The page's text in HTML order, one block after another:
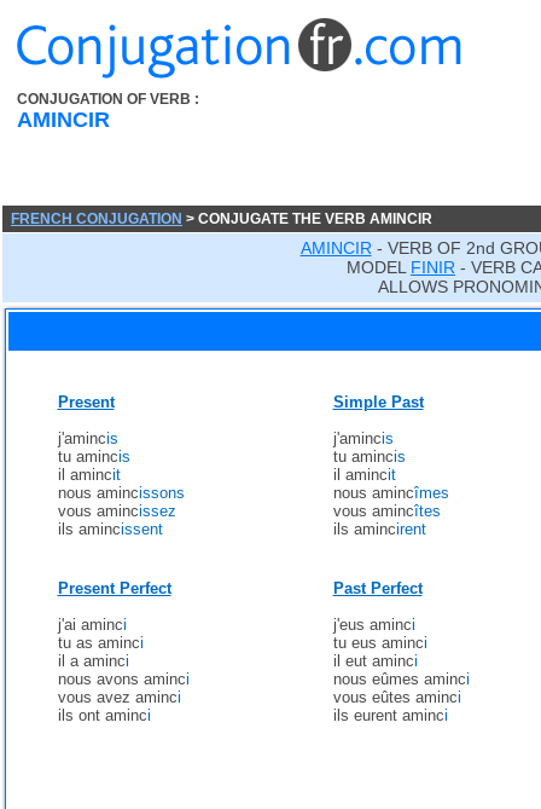
CONJUGATION OF VERB :
AMINCIR
FRENCH CONJUGATION > CONJUGATE THE VERB AMINCIR
AMINCIR - VERB OF 2nd
MODEL FINIR - VERB
ALLOWS
Present
j'amincis
tu amincis
il amincit
nous amincissons
vous amincissez
ils amincissent
Simple Past
j'amincis
tu amincis
il amincit
nous amincîmes
vous amincîtes
ils amincirent
Present Perfect
j'ai aminci
tu as aminci
il a aminci
nous avons aminci
vous avez aminci
ils ont aminci
Past Perfect
j'eus aminci
tu eus aminci
il eut aminci
nous eûmes aminci
vous eûtes aminci
ils eurent aminci